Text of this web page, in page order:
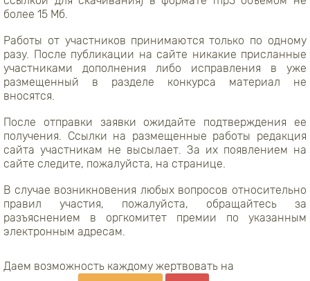
более 15 Мб.
Работы от участников принимаются только по одному
разу. После публикации на сайте никакие присланные
участниками дополнения либо исправления в уже
размещенный в разделе конкурса материал не
вносятся.
После отправки заявки ожидайте подтверждения ее
получения. Ссылки на размещенные работы редакция
сайта участникам не высылает. За их появлением на
сайте следите, пожалуйста, на странице.
В случае возникновения любых вопросов относительно
правил участия, пожалуйста, обращайтесь за
разъяснением в оргкомитет премии по указанным
электронным адресам.
Даем возможность каждому жертвовать на